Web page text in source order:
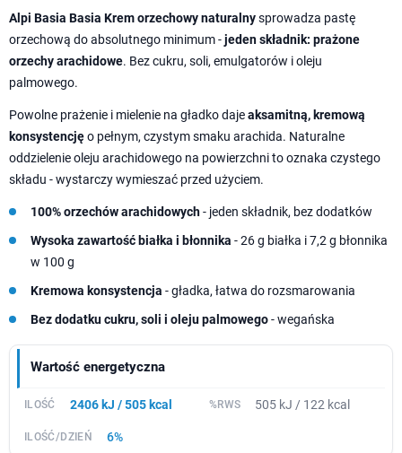
Alpi Basia Basia Krem orzechowy naturalnysprowadza pastę
orzechową do absolutnego minimum -jeden składnik: prażone
orzechy arachidowe. Bez cukru, soli, emulgatorów i oleju
palmowego.
Powolne prażenie i mielenie na gładko dajeaksamitną, kremową
konsystencjęo pełnym, czystym smaku arachida. Naturalne
oddzielenie oleju arachidowego na powierzchni to oznaka czystego
składu - wystarczy wymieszać przed użyciem.
100% orzechów arachidowych- jeden składnik, bez dodatków
Wysoka zawartość białka i błonnika - 26 g białka i 7,2 g błonnika
w 100 g
Kremowa konsystencja - gładka, łatwa do rozsmarowania
Bez dodatku cukru, soli i oleju palmowego- wegańska
Wartość energetyczna
2406 kJ / 505 kcal 505 kJ / 122 kcal
6%